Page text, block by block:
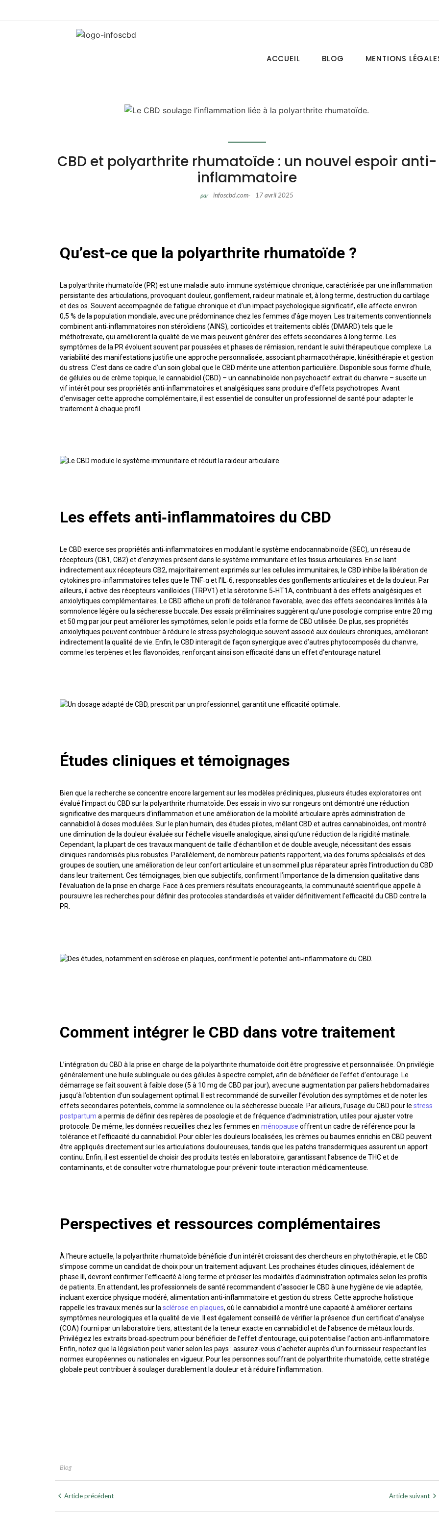
ACCUEIL BLOG MENTIONS
CBD et polyarthrite rhumatoïde : un nouvel espoir anti-
inflammatoire
par infoscbd.com- 17 avril 2025
Qu’est-ce que la polyarthrite rhumatoïde ?
La polyarthrite rhumatoïde (PR) est une maladie auto‑immune systémique chronique, caractérisée par une inflammation
persistante des articulations, provoquant douleur, gonflement, raideur matinale et, à long terme, destruction du cartilage
et des os. Souvent accompagnée de fatigue chronique et d’un impact psychologique significatif, elle affecte environ
0,5 % de la population mondiale, avec une prédominance chez les femmes d’âge moyen. Les traitements conventionnels
combinent anti‑inflammatoires non stéroïdiens (AINS), corticoïdes et traitements ciblés (DMARD) tels que le
méthotrexate, qui améliorent la qualité de vie mais peuvent générer des effets secondaires à long terme. Les
symptômes de la PR évoluent souvent par poussées et phases de rémission, rendant le suivi thérapeutique complexe. La
variabilité des manifestations justifie une approche personnalisée, associant pharmacothérapie, kinésithérapie et gestion
du stress. C’est dans ce cadre d’un soin global que le CBD mérite une attention particulière. Disponible sous forme d’huile,
de gélules ou de crème topique, le cannabidiol (CBD) – un cannabinoïde non psychoactif extrait du chanvre – suscite un
vif intérêt pour ses propriétés anti‑inflammatoires et analgésiques sans produire d’effets psychotropes. Avant
d’envisager cette approche complémentaire, il est essentiel de consulter un professionnel de santé pour adapter le
traitement à chaque profil.
Les effets anti‑inflammatoires du CBD
Le CBD exerce ses propriétés anti‑inflammatoires en modulant le système endocannabinoïde (SEC), un réseau de
récepteurs (CB1, CB2) et d’enzymes présent dans le système immunitaire et les tissus articulaires. En se liant
indirectement aux récepteurs CB2, majoritairement exprimés sur les cellules immunitaires, le CBD inhibe la libération de
cytokines pro‑inflammatoires telles que le TNF‑α et l’IL‑6, responsables des gonflements articulaires et de la douleur. Par
ailleurs, il active des récepteurs vanilloïdes (TRPV1) et la sérotonine 5‑HT1A, contribuant à des effets analgésiques et
anxiolytiques complémentaires. Le CBD affiche un profil de tolérance favorable, avec des effets secondaires limités à la
somnolence légère ou la sécheresse buccale. Des essais préliminaires suggèrent qu’une posologie comprise entre 20 mg
et 50 mg par jour peut améliorer les symptômes, selon le poids et la forme de CBD utilisée. De plus, ses propriétés
anxiolytiques peuvent contribuer à réduire le stress psychologique souvent associé aux douleurs chroniques, améliorant
indirectement la qualité de vie. Enfin, le CBD interagit de façon synergique avec d’autres phytocomposés du chanvre,
comme les terpènes et les flavonoïdes, renforçant ainsi son efficacité dans un effet d’entourage naturel.
Études cliniques et témoignages
Bien que la recherche se concentre encore largement sur les modèles précliniques, plusieurs études exploratoires ont
évalué l’impact du CBD sur la polyarthrite rhumatoïde. Des essais in vivo sur rongeurs ont démontré une réduction
significative des marqueurs d’inflammation et une amélioration de la mobilité articulaire après administration de
cannabidiol à doses modulées. Sur le plan humain, des études pilotes, mêlant CBD et autres cannabinoïdes, ont montré
une diminution de la douleur évaluée sur l’échelle visuelle analogique, ainsi qu’une réduction de la rigidité matinale.
Cependant, la plupart de ces travaux manquent de taille d’échantillon et de double aveugle, nécessitant des essais
cliniques randomisés plus robustes. Parallèlement, de nombreux patients rapportent, via des forums spécialisés et des
groupes de soutien, une amélioration de leur confort articulaire et un sommeil plus réparateur après l’introduction du CBD
dans leur traitement. Ces témoignages, bien que subjectifs, confirment l’importance de la dimension qualitative dans
l’évaluation de la prise en charge. Face à ces premiers résultats encourageants, la communauté scientifique appelle à
poursuivre les recherches pour définir des protocoles standardisés et valider définitivement l’efficacité du CBD contre la
PR.
Comment intégrer le CBD dans votre traitement
L’intégration du CBD à la prise en charge de la polyarthrite rhumatoïde doit être progressive et personnalisée. On privilégie
généralement une huile sublinguale ou des gélules à spectre complet, afin de bénéficier de l’effet d’entourage. Le
démarrage se fait souvent à faible dose (5 à 10 mg de CBD par jour), avec une augmentation par paliers hebdomadaires
jusqu’à l’obtention d’un soulagement optimal. Il est recommandé de surveiller l’évolution des symptômes et de noter les
effets secondaires potentiels, comme la somnolence ou la sécheresse buccale. Par ailleurs, l’usage du CBD pour le stress
postpartum a permis de définir des repères de posologie et de fréquence d’administration, utiles pour ajuster votre
protocole. De même, les données recueillies chez les femmes en ménopause offrent un cadre de référence pour la
tolérance et l’efficacité du cannabidiol. Pour cibler les douleurs localisées, les crèmes ou baumes enrichis en CBD peuvent
être appliqués directement sur les articulations douloureuses, tandis que les patchs transdermiques assurent un apport
continu. Enfin, il est essentiel de choisir des produits testés en laboratoire, garantissant l’absence de THC et de
contaminants, et de consulter votre rhumatologue pour prévenir toute interaction médicamenteuse.
Perspectives et ressources complémentaires
À l’heure actuelle, la polyarthrite rhumatoïde bénéficie d’un intérêt croissant des chercheurs en phytothérapie, et le CBD
s’impose comme un candidat de choix pour un traitement adjuvant. Les prochaines études cliniques, idéalement de
phase III, devront confirmer l’efficacité à long terme et préciser les modalités d’administration optimales selon les profils
de patients. En attendant, les professionnels de santé recommandent d’associer le CBD à une hygiène de vie adaptée,
incluant exercice physique modéré, alimentation anti-inflammatoire et gestion du stress. Cette approche holistique
rappelle les travaux menés sur lasclérose en plaques, où le cannabidiol a montré une capacité à améliorer certains
symptômes neurologiques et la qualité de vie. Il est également conseillé de vérifier la présence d’un certificat d’analyse
(COA) fourni par un laboratoire tiers, attestant de la teneur exacte en cannabidiol et de l’absence de métaux lourds.
Privilégiez les extraits broad‑spectrum pour bénéficier de l’effet d’entourage, qui potentialise l’action anti‑inflammatoire.
Enfin, notez que la législation peut varier selon les pays : assurez-vous d’acheter auprès d’un fournisseur respectant les
normes européennes ou nationales en vigueur. Pour les personnes souffrant de polyarthrite rhumatoïde, cette stratégie
globale peut contribuer à soulager durablement la douleur et à réduire l’inflammation.
Blog
Article précédent Article suivant